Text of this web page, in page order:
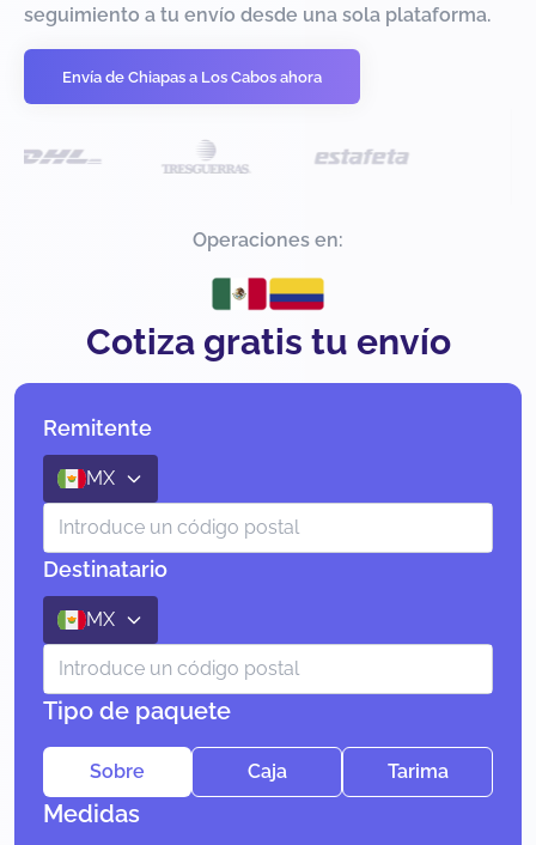
seguimiento a tu envío desde una sola plataforma.
Envía de Chiapas a Los Cabos ahora
Operaciones en:
Cotiza gratis tu envío
Remitente
MX
Destinatario
MX
Tipo de paquete
Sobre Caja Tarima
Medidas